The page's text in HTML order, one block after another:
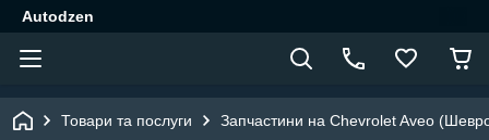
Autodzen
Товари та послуги Запчастини на Chevrolet Aveo